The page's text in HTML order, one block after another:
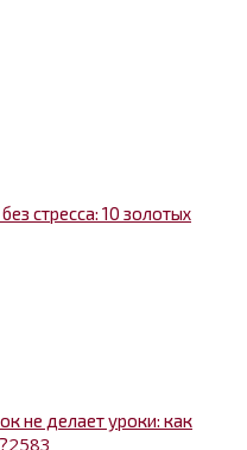
стресса: 10 золотых
не делает уроки: как
2583